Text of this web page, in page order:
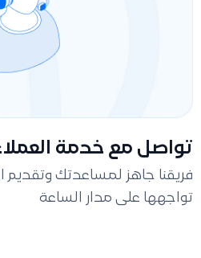
تواصل مع خدمة
فريقنا جاهز لمساعدتك
تواجهها على مدار الساعة